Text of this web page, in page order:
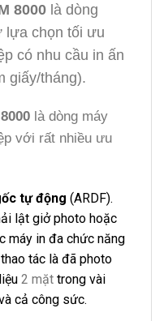
8000 là dòng
lựa chọn tối ưu
có nhu cầu in ấn
giấy/tháng).
là dòng máy
với rất nhiều ưu
tự động (ARDF).
lật giở photo hoặc
máy in đa chức năng
tác là đã photo
2 mặt trong vài
cả công sức.